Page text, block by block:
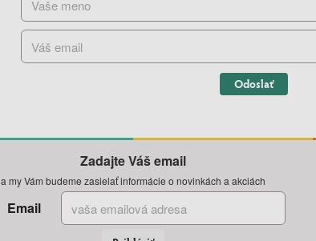
Odoslať
Zadajte Váš email
a my Vám budeme zasielať informácie o novinkách a akciách
Email